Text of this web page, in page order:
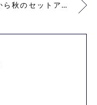
夏から秋のセットアップとは